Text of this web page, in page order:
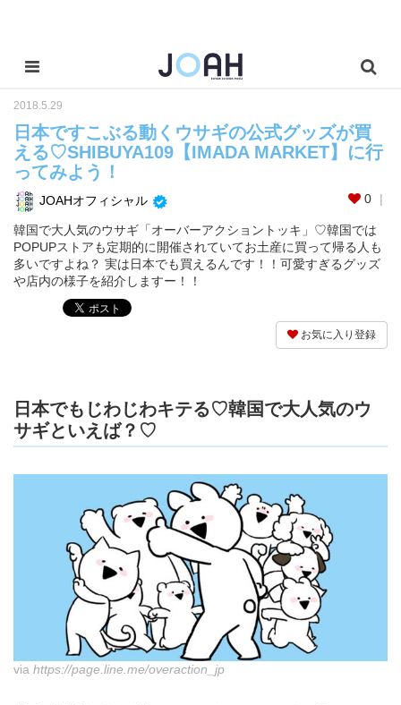
2018.5.29
日本ですこぶる動くウサギの公式グッズが買
える♡SHIBUYA109【IMADA MARKET】に行
ってみよう！
JOAHオフィシャル 0
韓国で大人気のウサギ「オーバーアクショントッキ」♡韓国では
POPUPストアも定期的に開催されていてお土産に買って帰る人も
多いですよね？ 実は日本でも買えるんです！！可愛すぎるグッズ
や店内の様子を紹介しますー！！
お気に入り登録
日本でもじわじわキテる♡韓国で大人気のウ
サギといえば？♡
via https://page.line.me/overaction_jp